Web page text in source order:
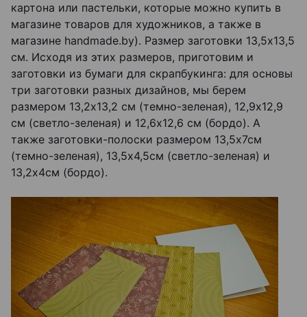
картона или пастельки, которые можно купить в
магазине товаров для художников, а также в
магазине handmade.by). Размер заготовки 13,5х13,5
см. Исходя из этих размеров, приготовим и
заготовки из бумаги для скрапбукинга: для основы
три заготовки разных дизайнов, мы берем
размером 13,2х13,2 см (темно-зеленая), 12,9х12,9
см (светло-зеленая) и 12,6х12,6 см (бордо). А
также заготовки-полоски размером 13,5х7см
(темно-зеленая), 13,5х4,5см (светло-зеленая) и
13,2х4см (бордо).